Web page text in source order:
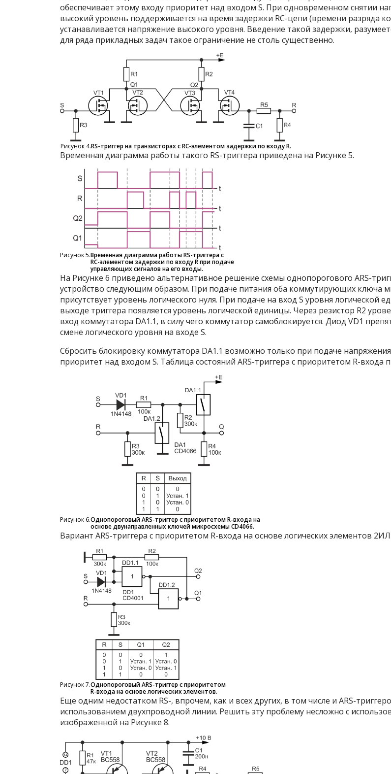
обеспечивает этому входу приоритет над входом S. При одновременном снятии
высокий уровень поддерживается на время задержки RC-цепи (времени разряда
устанавливается напряжение высокого уровня. Введение такой задержки,
для ряда прикладных задач такое ограничение не столь существенно.
Рисунок 4.RS-триггер на транзисторах с RC-элементом задержки по входу R.
Временная диаграмма работы такого RS-триггера приведена на Рисунке 5.
Рисунок 5.Временная диаграмма работы RS-триггера с
RC-элементом задержки по входу R при подаче
управляющих сигналов на его входы.
На Рисунке 6 приведено альтернативное решение схемы однопорогового ARS-
устройство следующим образом. При подаче питания оба коммутирующих ключа
присутствует уровень логического нуля. При подаче на вход S уровня логической
выходе триггера появляется уровень логической единицы. Через резистор R2
вход коммутатора DA1.1, в силу чего коммутатор самоблокируется. Диод VD1
смене логического уровня на входе S.
Сбросить блокировку коммутатора DA1.1 возможно только при подаче
приоритет над входом S. Таблица состояний ARS-триггера с приоритетом R-входа
Рисунок 6.Однопороговый ARS-триггер с приоритетом R-входа на
основе двунаправленных ключей микросхемы CD4066.
Вариант ARS-триггера с приоритетом R-входа на основе логических элементов
Рисунок 7.Однопороговый ARS-триггер с приоритетом
R-входа на основе логических элементов.
Еще одним недостатком RS-, впрочем, как и всех других, в том числе и ARS-
использованием двухпроводной линии. Решить эту проблему несложно с
изображенной на Рисунке 8.